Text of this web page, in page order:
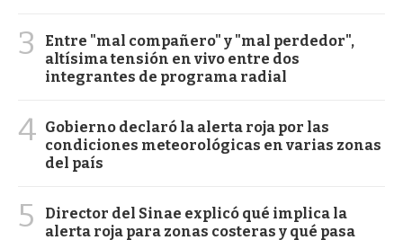
3
Entre "mal compañero" y "mal perdedor",
altísima tensión en vivo entre dos
integrantes de programa radial
4 Gobierno declaró la alerta roja por las
condiciones meteorológicas en varias zonas
del país
5
Director del Sinae explicó qué implica la
alerta roja para zonas costeras y qué pasa